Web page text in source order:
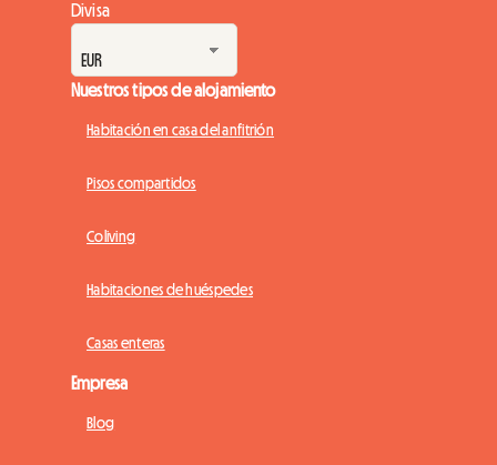
Divisa
Nuestros tipos de alojamiento
Habitación en casa del anfitrión
Pisos compartidos
Coliving
Habitaciones de huéspedes
Casas enteras
Empresa
Blog